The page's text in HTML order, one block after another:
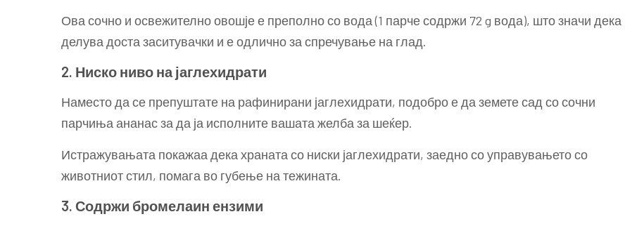
Ова сочно и освежително овошје е преполно со вода (1 парче содржи 72 g вода), што значи дека
делува доста заситувачки и е одлично за спречување на глад.
2. Ниско ниво на јаглехидрати
Наместо да се препуштате на рафинирани јаглехидрати, подобро е да земете сад со сочни
парчиња ананас за да ја исполните вашата желба за шеќер.
Истражувањата покажаа дека храната со ниски јаглехидрати, заедно со управувањето со
животниот стил, помага во губење на тежината.
3. Содржи бромелаин ензими